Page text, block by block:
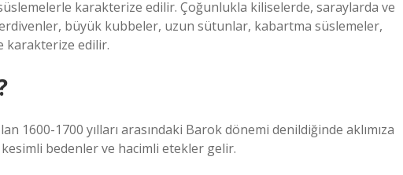
karakterize edilir. Çoğunlukla kiliselerde, saraylarda ve
büyük kubbeler, uzun sütunlar, kabartma süslemeler,
karakterize edilir.
1600-1700 yılları arasındaki Barok dönemi denildiğinde aklımıza
bedenler ve hacimli etekler gelir.